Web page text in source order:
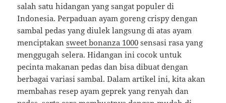
salah satu hidangan yang sangat populer di
Indonesia. Perpaduan ayam goreng crispy dengan
sambal pedas yang diulek langsung di atas ayam
menciptakansweet bonanza 1000 sensasi rasa yang
menggugah selera. Hidangan ini cocok untuk
pecinta makanan pedas dan bisa dibuat dengan
berbagai variasi sambal. Dalam artikel ini, kita akan
membahas resep ayam geprek yang renyah dan